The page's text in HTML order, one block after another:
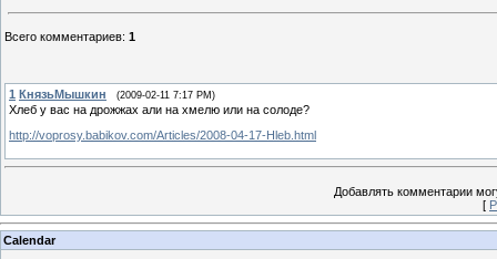
Всего комментариев: 1
1 КнязьМышкин (2009-02-11 7:17 PM)
Хлеб у вас на дрожжах али на хмелю или на солоде?
http://voprosy.babikov.com/Articles/2008-04-17-Hleb.html
Добавлять комментарии
[
Calendar